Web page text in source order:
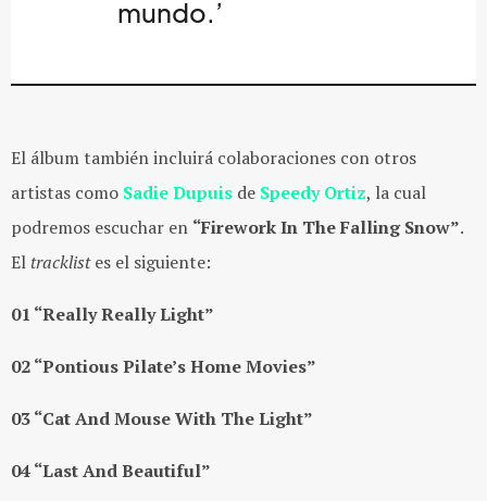
mundo.’
El álbum también incluirá colaboraciones con otros
artistas como Sadie Dupuis de Speedy Ortiz, la cual
podremos escuchar en “Firework In The Falling Snow”.
El tracklistes el siguiente:
01 “Really Really Light”
02 “Pontious Pilate’s Home Movies”
03 “Cat And Mouse With The Light”
04 “Last And Beautiful”